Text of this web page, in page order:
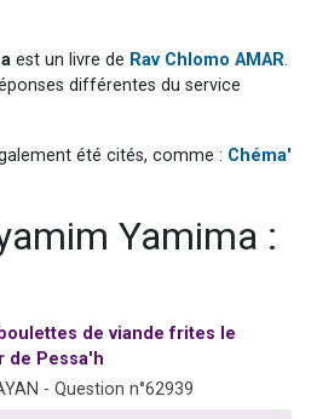
viennent de faire un don pour Sauvez la jambe de Yohan
49 places pour étudier en groupe sur Zoom
29 personnes viennent de demander une bénédiction
est un livre de Rav Chlomo AMAR.
différentes du service
été cités, comme : Chéma'
Yamima :
de viande frites le
de Pessa'h
- Question n°62939